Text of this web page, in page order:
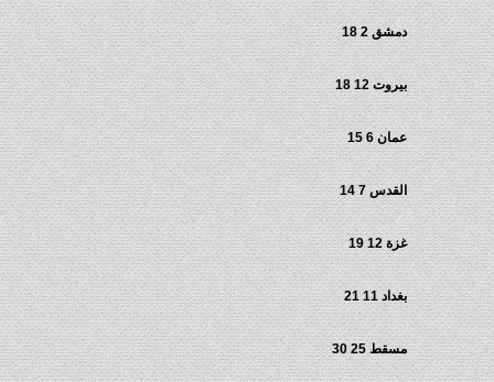
دمشق 2 18
بيروت 12 18
عمان 6 15
القدس 7 14
غزة 12 19
بغداد 11 21
مسقط 25 30